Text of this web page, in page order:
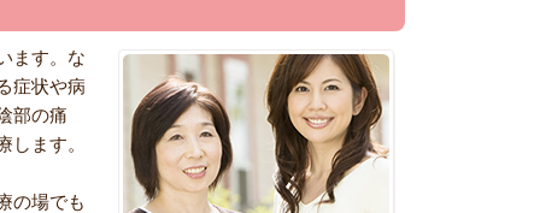
ます。な
症状や病
部の痛
ます。
の場でも